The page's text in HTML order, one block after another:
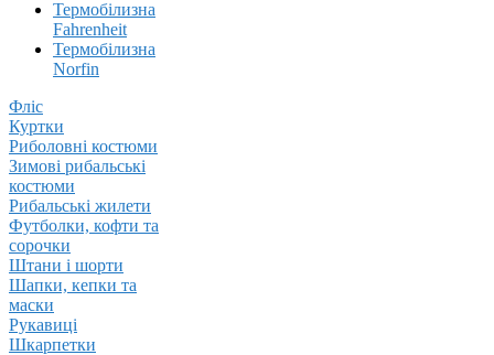
Термобілизна
Fahrenheit
Термобілизна
Norfin
Фліс
Куртки
Риболовні костюми
Зимові рибальські
костюми
Рибальські жилети
Футболки, кофти та
сорочки
Штани і шорти
Шапки, кепки та
маски
Рукавиці
Шкарпетки